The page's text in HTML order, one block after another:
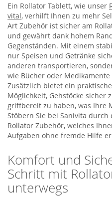
Ein Rollator Tablett, wie unser
vital, verhilft Ihnen zu mehr
Art Zubehör ist sicher am
und gewährt dank hohem
Gegenständen. Mit einem
nur Speisen und Getränke
anderen transportieren,
wie Bücher oder
Zusätzlich bietet ein
Möglichkeit, Gehstöcke sicher
griffbereit zu haben, was Ihre
Stöbern Sie bei Sanivita
Rollator Zubehör, welches
Aufgaben ohne fremde Hilfe
Komfort und
Schritt mit
unterwegs